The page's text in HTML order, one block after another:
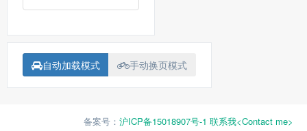
自动加载模式 手动换页模式
备案号： 沪ICP备15018907号-1 联系我<Contact me>